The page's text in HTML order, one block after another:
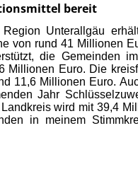
bereit
Unterallgäu
von rund 41 Millionen
die Gemeinden
Millionen Euro. Die
11,6 Millionen Euro.
Jahr
wird mit 39,4
in meinem